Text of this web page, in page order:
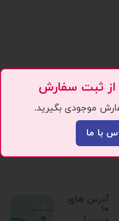
آدرس های
ما
ثبت سفارش
موجودی بگیرید.
با ما